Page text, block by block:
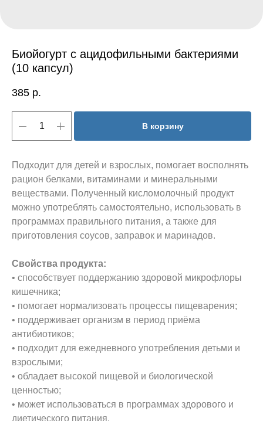
Биойогурт с ацидофильными бактериями
(10 капсул)
385 р.
В корзину
Подходит для детей и взрослых, помогает восполнять
рацион белками, витаминами и минеральными
веществами. Полученный кисломолочный продукт
можно употреблять самостоятельно, использовать в
программах правильного питания, а также для
приготовления соусов, заправок и маринадов.
Свойства продукта:
• способствует поддержанию здоровой микрофлоры
кишечника;
• помогает нормализовать процессы пищеварения;
• поддерживает организм в период приёма
антибиотиков;
• подходит для ежедневного употребления детьми и
взрослыми;
• обладает высокой пищевой и биологической
ценностью;
• может использоваться в программах здорового и
диетического питания.